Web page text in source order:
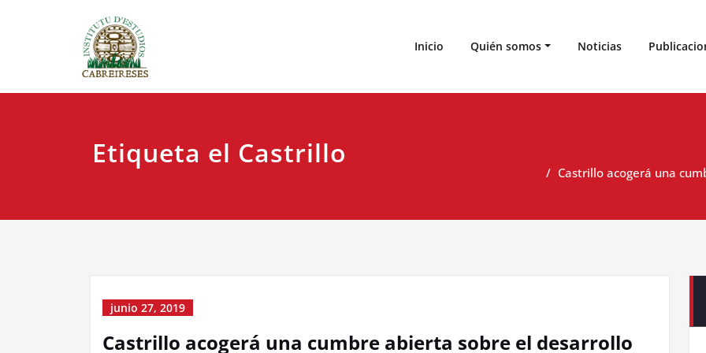
Inicio Quién somos Noticias
Etiqueta el Castrillo
Castrillo acogerá una
junio 27, 2019
Castrillo acogerá una cumbre abierta sobre el desarrollo